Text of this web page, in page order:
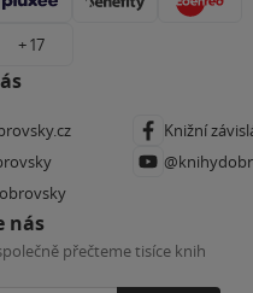
+ 17
Knižní
nás
přečteme tisíce knih